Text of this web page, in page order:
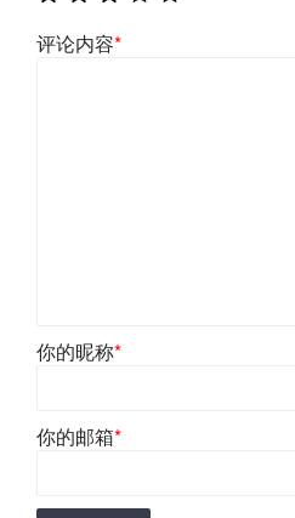
评论内容*
你的昵称*
你的邮箱*